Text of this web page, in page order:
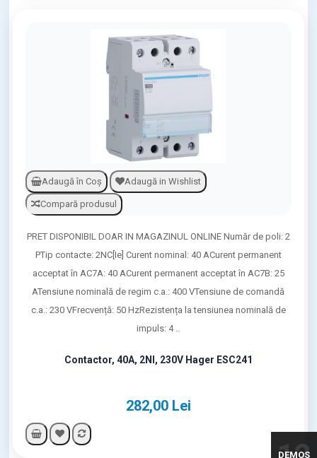
Adaugă în Coş Adaugă in Wishlist
Compară produsul
Contactor, 40A, 2NI, 230V Hager ESC241
282,00 Lei
PRET DISPONIBIL DOAR IN MAGAZINUL ONLINE Număr de poli: 2
PTip contacte: 2NC[Ie] Curent nominal: 40 ACurent permanent
acceptat în AC7A: 40 ACurent permanent acceptat în AC7B: 25
ATensiune nominală de regim c.a.: 400 VTensiune de comandă
c.a.: 230 VFrecvență: 50 HzRezistența la tensiunea nominală de
impuls: 4 ..
DEMOS